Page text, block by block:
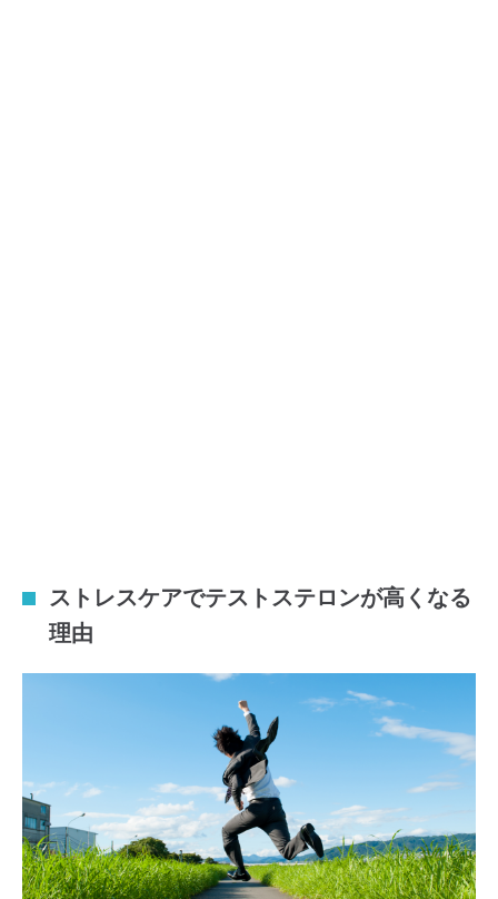
ストレスケアでテストステロンが高くなる
理由